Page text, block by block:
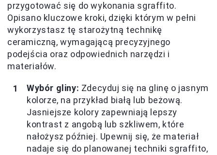
przygotować się do wykonania sgraffito.
Opisano kluczowe kroki, dzięki którym w pełni
wykorzystasz tę starożytną technikę
ceramiczną, wymagającą precyzyjnego
podejścia oraz odpowiednich narzędzi i
materiałów.
Wybór gliny: Zdecyduj się na glinę o jasnym
kolorze, na przykład białą lub beżową.
Jasniejsze kolory zapewniają lepszy
kontrast z angobą lub szkliwem, które
nałożysz później. Upewnij się, że materiał
nadaje się do planowanej techniki sgraffito,